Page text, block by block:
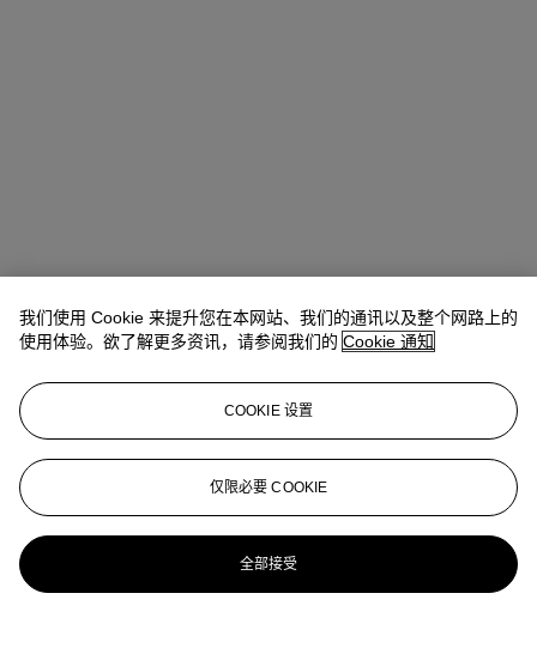
我们使用 Cookie 来提升您在本网站、我们的通讯以及整个网路上的
使用体验。欲了解更多资讯，请参阅我们的 Cookie 通知
COOKIE 设置
仅限必要 COOKIE
全部接受